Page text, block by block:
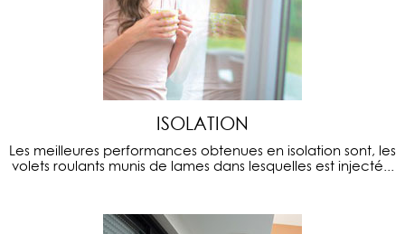
ISOLATION
Les meilleures performances obtenues en isolation sont, les
volets roulants munis de lames dans lesquelles est injecté...